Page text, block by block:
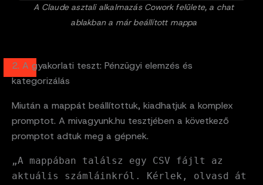
A Claude asztali alkalmazás Cowork felülete, a chat
ablakban a már beállított mappa
2. A gyakorlati teszt: Pénzügyi elemzés és
kategorizálás
Miután a mappát beállítottuk, kiadhatjuk a komplex
promptot. A mivagyunk.hu tesztjében a következő
promptot adtuk meg a gépnek.
„A mappában találsz egy CSV fájlt az
aktuális számláinkról. Kérlek, olvasd át